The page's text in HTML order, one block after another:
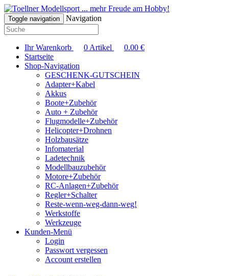
... mehr Freude am Hobby!
Toggle navigation Navigation
Ihr Warenkorb 0 Artikel 0.00 €
Startseite
Shop-Navigation
GESCHENK-GUTSCHEIN
Adapter+Kabel
Akkus
Boote+Zubehör
Auto + Zubehör
Flugmodelle+Zubehör
Helicopter+Drohnen
Holzbausätze
Infomaterial
Ladetechnik
Modellbauzubehör
Motore+Zubehör
RC-Anlagen+Zubehör
Regler+Schalter
Reste-wenn-weg-dann-weg!
Werkstoffe
Werkzeuge
Kunden-Menü
Login
Passwort vergessen
Account erstellen